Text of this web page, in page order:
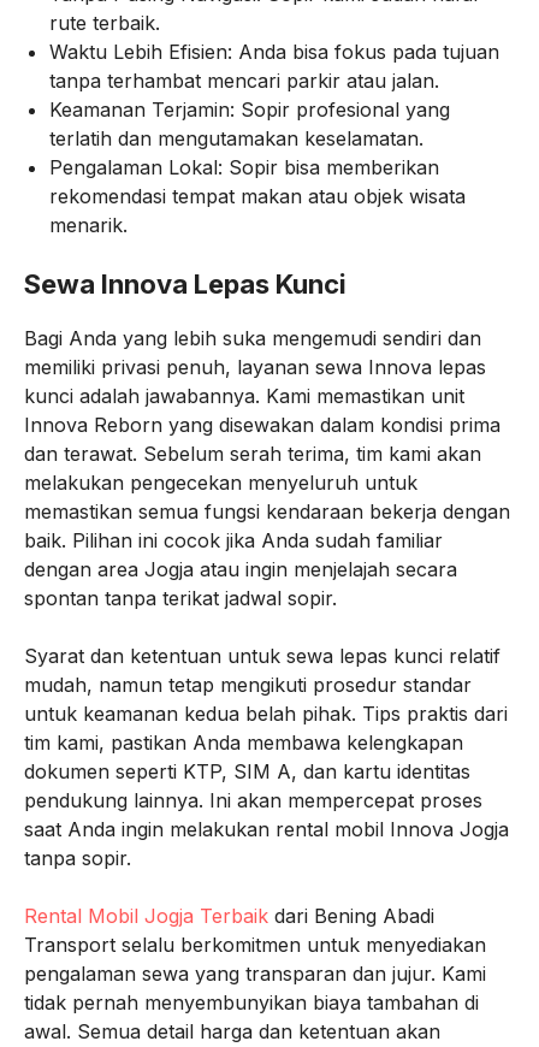
rute terbaik.
Waktu Lebih Efisien: Anda bisa fokus pada tujuan
tanpa terhambat mencari parkir atau jalan.
Keamanan Terjamin: Sopir profesional yang
terlatih dan mengutamakan keselamatan.
Pengalaman Lokal: Sopir bisa memberikan
rekomendasi tempat makan atau objek wisata
menarik.
Sewa Innova Lepas Kunci
Bagi Anda yang lebih suka mengemudi sendiri dan
memiliki privasi penuh, layanan sewa Innova lepas
kunci adalah jawabannya. Kami memastikan unit
Innova Reborn yang disewakan dalam kondisi prima
dan terawat. Sebelum serah terima, tim kami akan
melakukan pengecekan menyeluruh untuk
memastikan semua fungsi kendaraan bekerja dengan
baik. Pilihan ini cocok jika Anda sudah familiar
dengan area Jogja atau ingin menjelajah secara
spontan tanpa terikat jadwal sopir.
Syarat dan ketentuan untuk sewa lepas kunci relatif
mudah, namun tetap mengikuti prosedur standar
untuk keamanan kedua belah pihak. Tips praktis dari
tim kami, pastikan Anda membawa kelengkapan
dokumen seperti KTP, SIM A, dan kartu identitas
pendukung lainnya. Ini akan mempercepat proses
saat Anda ingin melakukan rental mobil Innova Jogja
tanpa sopir.
Rental Mobil Jogja Terbaik dari Bening Abadi
Transport selalu berkomitmen untuk menyediakan
pengalaman sewa yang transparan dan jujur. Kami
tidak pernah menyembunyikan biaya tambahan di
awal. Semua detail harga dan ketentuan akan